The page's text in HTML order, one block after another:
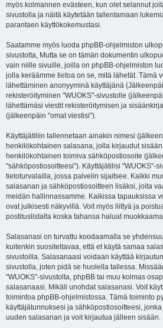
myös kolmannen evästeen, kun olet selannut
sivustolla ja näitä käytetään tallentamaan
parantaen käyttökokemustasi.
Saatamme myös luoda phpBB-ohjelmiston
sivustolta, Mutta se on tämän dokumentin
vain niille sivuille, joilla on phpBB-ohjelmiston
jolla keräämme tietoa on se, mitä lähetät. Tämä
lähettäminen anonyyminä käyttäjänä
rekisteröityminen "WUOKS"-sivustolle
lähettämäsi viestit rekisteröitymisen ja
(jälkeenpäin "omat viestisi").
Käyttäjätiliin tallennetaan ainakin nimesi
henkilökohtainen salasana, jolla kirjaudut
henkilökohtainen toimiva sähköpostiosoite
"sähköpostiosoitteesi"). Käyttäjätilisi "WUOKS"-
tietoturvalailla, jossa palvelin sijaitsee. Kaikki
salasanan ja sähköpostiosoitteen lisäksi, joita
meidän hallinnassamme. Kaikissa tapauksissa
ovat julkisesti näkyvillä. Voit myös liittyä ja
postituslistalta koska tahansa haluat
Salasanasi on turvattu koodaamalla se
kuitenkin suositeltavaa, että et käytä samaa
sivustoilla. Salasanaasi voidaan käyttää
sivustolla, joten pidä se huolella tallessa.
"WUOKS"-sivustolta, phpBB tai muu kolmas
salasanaasi. Mikäli unohdat salasanasi. Voit
toimintoa phpBB-ohjelmistossa. Tämä toiminto
käyttäjätunnuksesi ja sähköpostiosoitteesi,
uuden salasanan ja voit kirjautua jälleen sisään.